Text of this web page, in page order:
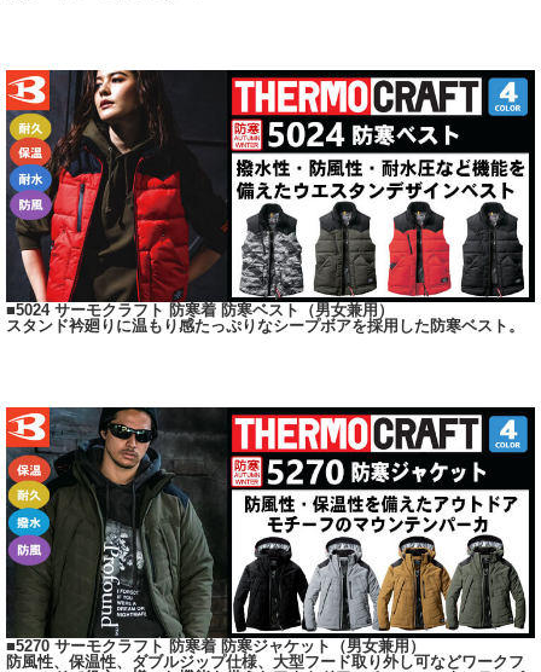
■5024 サーモクラフト 防寒着 防寒ベスト（男女兼用）
スタンド衿廻りに温もり感たっぷりなシープボアを採用した防寒ベスト。
■5270 サーモクラフト 防寒着 防寒ジャケット（男女兼用）
防風性、保温性、ダブルジップ仕様、大型フード取り外し可などワークフ